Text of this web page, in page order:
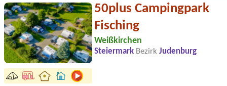
50plus Campingpark
Fisching
Weißkirchen
Steiermark Bezirk Judenburg